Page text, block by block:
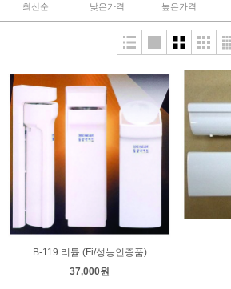
최신순 낮은가격 높은가격
B-119 리튬 (Fi/성능인증품)
37,000원